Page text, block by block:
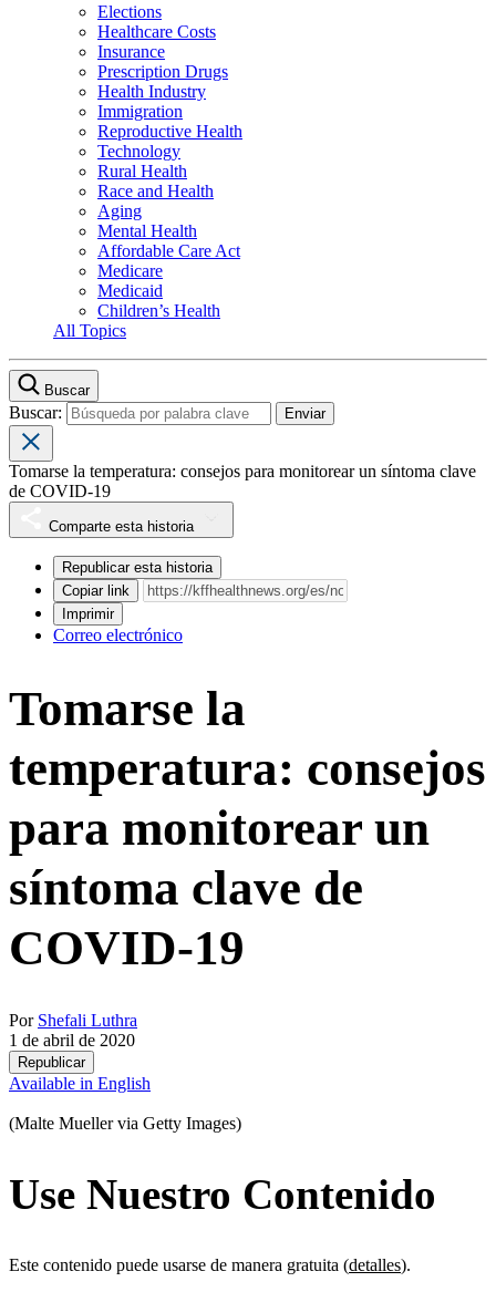
Elections
Healthcare Costs
Insurance
Prescription Drugs
Health Industry
Immigration
Reproductive Health
Technology
Rural Health
Race and Health
Aging
Mental Health
Affordable Care Act
Medicare
Medicaid
Children’s Health
All Topics
Buscar
Buscar:
Tomarse la temperatura: consejos para monitorear un síntoma clave
de COVID-19
Comparte esta historia
Republicar esta historia
Copiar link
Imprimir
Correo electrónico
Tomarse la
temperatura: consejos
para monitorear un
síntoma clave de
COVID-19
Por Shefali Luthra
1 de abril de 2020
Republicar
Available in English
(Malte Mueller via Getty Images)
Use Nuestro Contenido
Este contenido puede usarse de manera gratuita (detalles).